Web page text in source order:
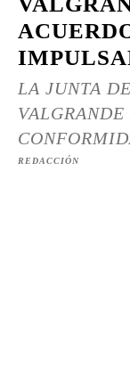
LA JUNTA
REDACCIÓN